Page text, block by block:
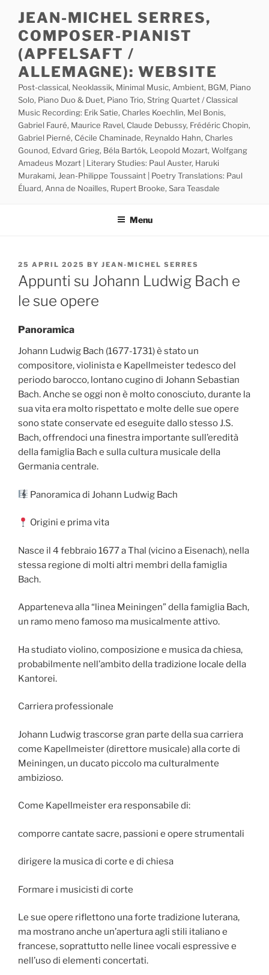
content
JEAN-MICHEL SERRES,
COMPOSER-PIANIST
(APFELSAFT /
ALLEMAGNE): WEBSITE
Post-classical, Neoklassik, Minimal Music, Ambient, BGM, Piano
Solo, Piano Duo & Duet, Piano Trio, String Quartet / Classical
Music Recording: Erik Satie, Charles Koechlin, Mel Bonis,
Gabriel Fauré, Maurice Ravel, Claude Debussy, Frédéric Chopin,
Gabriel Pierné, Cécile Chaminade, Reynaldo Hahn, Charles
Gounod, Edvard Grieg, Béla Bartók, Leopold Mozart, Wolfgang
Amadeus Mozart | Literary Studies: Paul Auster, Haruki
Murakami, Jean-Philippe Toussaint | Poetry Translations: Paul
Éluard, Anna de Noailles, Rupert Brooke, Sara Teasdale
Menu
POSTED
ON
25 APRIL 2025 BY JEAN-MICHEL SERRES
Appunti su Johann Ludwig Bach e
le sue opere
Panoramica
Johann Ludwig Bach (1677-1731) è stato un
compositore, violinista e Kapellmeister tedesco del
periodo barocco, lontano cugino di Johann Sebastian
Bach. Anche se oggi non è molto conosciuto, durante la
sua vita era molto rispettato e molte delle sue opere
sono state conservate ed eseguite dallo stesso J.S.
Bach, offrendoci una finestra importante sull’eredità
della famiglia Bach e sulla cultura musicale della
Germania centrale.
Panoramica di Johann Ludwig Bach
Origini e prima vita
Nasce il 4 febbraio 1677 a Thal (vicino a Eisenach), nella
stessa regione di molti altri membri della famiglia
Bach.
Apparteneva alla “linea Meiningen” della famiglia Bach,
un ramo meno famoso ma musicalmente attivo.
Ha studiato violino, composizione e musica da chiesa,
probabilmente nell’ambito della tradizione locale della
Kantorei.
Carriera professionale
Johann Ludwig trascorse gran parte della sua carriera
come Kapellmeister (direttore musicale) alla corte di
Meiningen, un ducato piccolo ma culturalmente
ambizioso.
Come Kapellmeister era responsabile di:
comporre cantate sacre, passioni e opere strumentali
dirigere la musica di corte e di chiesa
Formare i musicisti di corte
Le sue opere riflettono una forte tradizione luterana,
ma mostrano anche un’apertura agli stili italiano e
francese, soprattutto nelle linee vocali espressive e
nell’uso di elementi concertati.